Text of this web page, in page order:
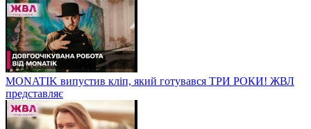
MONATIK випустив кліп, який готувався ТРИ РОКИ! ЖВЛ
представляє